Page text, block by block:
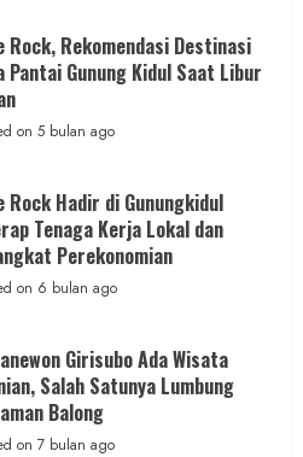
Peristiwa
Amankan Pria
ago
Rock, Rekomendasi Destinasi
Pantai Gunung Kidul Saat Libur
on 5 bulan ago
Rock Hadir di Gunungkidul
Tenaga Kerja Lokal dan
Perekonomian
on 6 bulan ago
Girisubo Ada Wisata
Salah Satunya Lumbung
Balong
on 7 bulan ago